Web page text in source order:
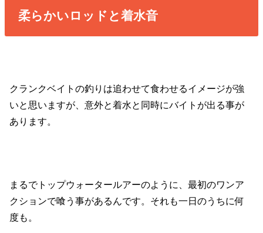
柔らかいロッドと着水音
クランクベイトの釣りは追わせて食わせるイメージが強
いと思いますが、意外と着水と同時にバイトが出る事が
あります。
まるでトップウォータールアーのように、最初のワンア
クションで喰う事があるんです。それも一日のうちに何
度も。